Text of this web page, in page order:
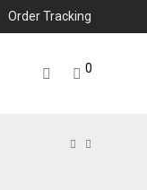
Order Tracking
0